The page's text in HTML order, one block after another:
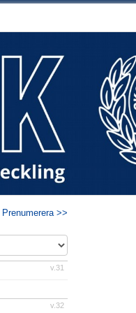
Prenumerera >>
v.31
v.32